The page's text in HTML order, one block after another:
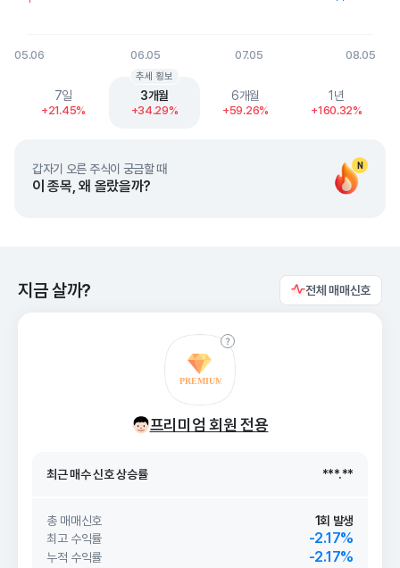
05.06 06.05 07.05 08.05
End of interactive chart.
7일
+21.45%
3개월
+34.29%
추세 횡보
6개월
+59.26%
1년
+160.32%
N
갑자기 오른 주식이 궁금할 때
이 종목, 왜 올랐을까?
지금 살까? 전체 매매신호
프리미엄 회원 전용
26. 08/06
최근 매수 신호 상승률 ***.**
최근 매수 신호 ***.**
총 매매신호
1회 발생
최고 수익률
-2.17%
누적 수익률 -2.17%